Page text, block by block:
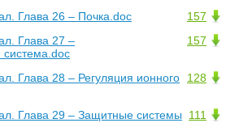
157
Глава 26 – Почка.doc
157
Глава 27 –
128
Глава 28 – Регуляция ионного
111
Глава 29 – Защитные системы